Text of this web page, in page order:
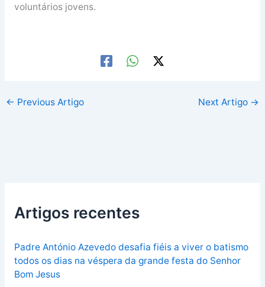
voluntários jovens.
← Previous Artigo Next Artigo →
Artigos recentes
Padre António Azevedo desafia fiéis a viver o batismo
todos os dias na véspera da grande festa do Senhor
Bom Jesus